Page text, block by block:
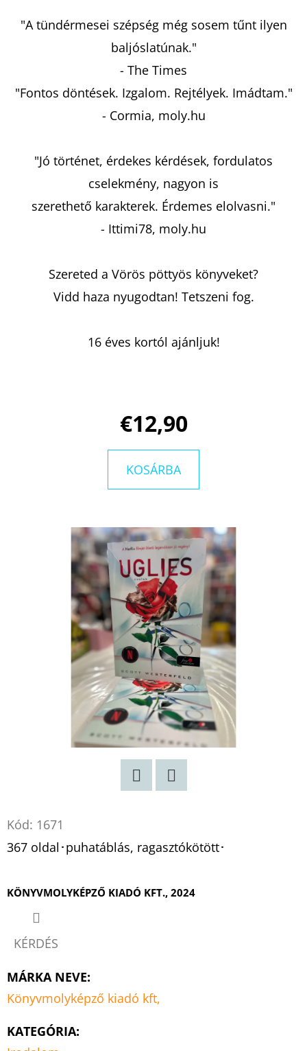
"A tündérmesei szépség még sosem tűnt ilyen
baljóslatúnak."
- The Times
"Fontos döntések. Izgalom. Rejtélyek. Imádtam."
- Cormia, moly.hu
"Jó történet, érdekes kérdések, fordulatos
cselekmény, nagyon is
szerethető karakterek. Érdemes elolvasni."
- Ittimi78, moly.hu
Szereted a Vörös pöttyös könyveket?
Vidd haza nyugodtan! Tetszeni fog.
16 éves kortól ajánljuk!
€12,90
KOSÁRBA
Kód: 1671
367 oldal･puhatáblás, ragasztókötött･
KÖNYVMOLYKÉPZŐ KIADÓ KFT., 2024
KÉRDÉS
MÁRKA NEVE:
Könyvmolyképző kiadó kft,
KATEGÓRIA: